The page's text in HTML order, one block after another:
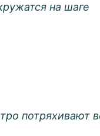
на шаге
потряхивают